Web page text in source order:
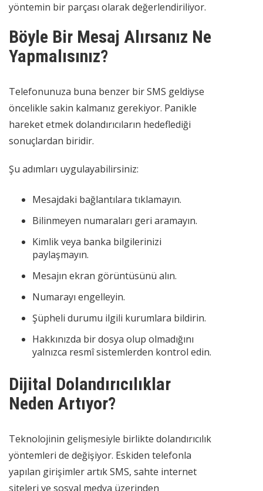
yöntemin bir parçası olarak değerlendiriliyor.
Böyle Bir Mesaj Alırsanız Ne
Yapmalısınız?
Telefonunuza buna benzer bir SMS geldiyse
öncelikle sakin kalmanız gerekiyor. Panikle
hareket etmek dolandırıcıların hedeflediği
sonuçlardan biridir.
Şu adımları uygulayabilirsiniz:
Mesajdaki bağlantılara tıklamayın.
Bilinmeyen numaraları geri aramayın.
Kimlik veya banka bilgilerinizi
paylaşmayın.
Mesajın ekran görüntüsünü alın.
Numarayı engelleyin.
Şüpheli durumu ilgili kurumlara bildirin.
Hakkınızda bir dosya olup olmadığını
yalnızca resmî sistemlerden kontrol edin.
Dijital Dolandırıcılıklar
Neden Artıyor?
Teknolojinin gelişmesiyle birlikte dolandırıcılık
yöntemleri de değişiyor. Eskiden telefonla
yapılan girişimler artık SMS, sahte internet
siteleri ve sosyal medya üzerinden